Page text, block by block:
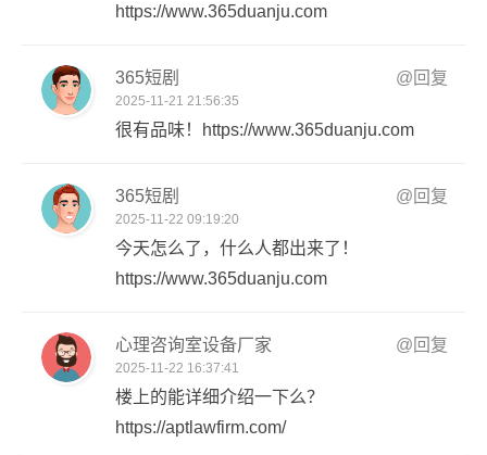
https://www.365duanju.com
365短剧 @回复
2025-11-21 21:56:35
很有品味！https://www.365duanju.com
365短剧 @回复
2025-11-22 09:19:20
今天怎么了，什么人都出来了！
https://www.365duanju.com
心理咨询室设备厂家 @回复
2025-11-22 16:37:41
楼上的能详细介绍一下么？
https://aptlawfirm.com/